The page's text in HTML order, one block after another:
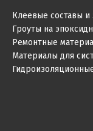
Клеевые составы
Гроуты на
Ремонтные
Материалы для